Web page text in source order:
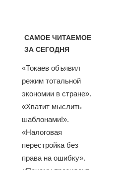
САМОЕ ЧИТАЕМОЕ
ЗА СЕГОДНЯ
«Токаев объявил
режим тотальной
экономии в стране».
«Хватит мыслить
шаблонами!».
«Налоговая
перестройка без
права на ошибку».